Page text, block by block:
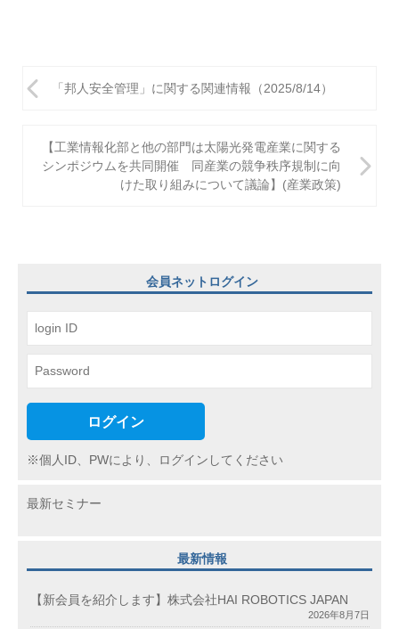
投
ョ
ン
「邦人安全管理」に関する関連情報（2025/8/14）
【工業情報化部と他の部門は太陽光発電産業に関する
シンポジウムを共同開催 同産業の競争秩序規制に向
けた取り組みについて議論】(産業政策)
会員ネットログイン
ログイン
※個人ID、PWにより、ログインしてください
最新セミナー
最新情報
【新会員を紹介します】株式会社HAI ROBOTICS JAPAN
2026年8月7日